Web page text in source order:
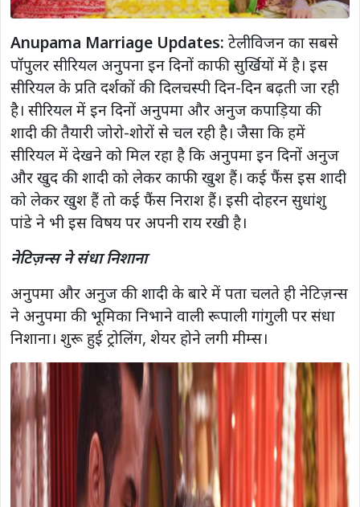
Anupama Marriage Updates: टेलीविजन का सबसे
पॉपुलर सीरियल अनुपना इन दिनों काफी सुर्खियों में है। इस
सीरियल के प्रति दर्शकों की दिलचस्पी दिन-दिन बढ़ती जा रही
है। सीरियल में इन दिनों अनुपमा और अनुज कपाड़िया की
शादी की तैयारी जोरो-शोरों से चल रही है। जैसा कि हमें
सीरियल में देखने को मिल रहा है कि अनुपमा इन दिनों अनुज
और खुद की शादी को लेकर काफी खुश हैं। कई फैंस इस शादी
को लेकर खुश हैं तो कई फैंस निराश हैं। इसी दोहरन सुधांशु
पांडे ने भी इस विषय पर अपनी राय रखी है।
नेटिज़न्स ने संधा निशाना
अनुपमा और अनुज की शादी के बारे में पता चलते ही नेटिज़न्स
ने अनुपमा की भूमिका निभाने वाली रूपाली गांगुली पर संधा
निशाना। शुरू हुई ट्रोलिंग, शेयर होने लगी मीम्स।